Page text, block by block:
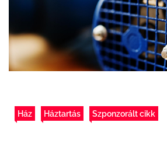
Ház Háztartás Szponzorált cikk